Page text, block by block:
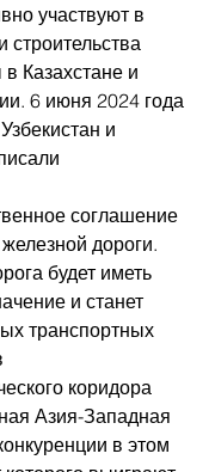
участвуют в
Казахстане и
6 июня 2024 года
и
соглашение
дороги.
будет иметь
и станет
транспортных
коридора
Азия-Западная
в этом